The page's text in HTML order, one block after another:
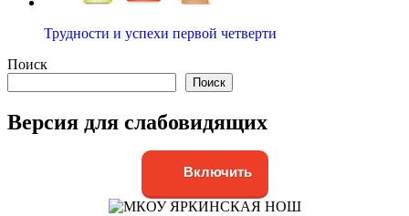
Трудности и успехи первой четверти
Поиск
Поиск
Версия для слабовидящих
Включить